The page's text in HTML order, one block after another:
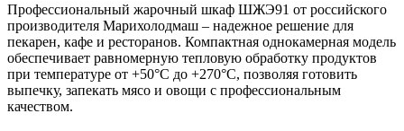
Профессиональный жарочный шкаф ШЖЭ91 от российского
производителя Марихолодмаш – надежное решение для
пекарен, кафе и ресторанов. Компактная однокамерная модель
обеспечивает равномерную тепловую обработку продуктов
при температуре от +50°C до +270°C, позволяя готовить
выпечку, запекать мясо и овощи с профессиональным
качеством.